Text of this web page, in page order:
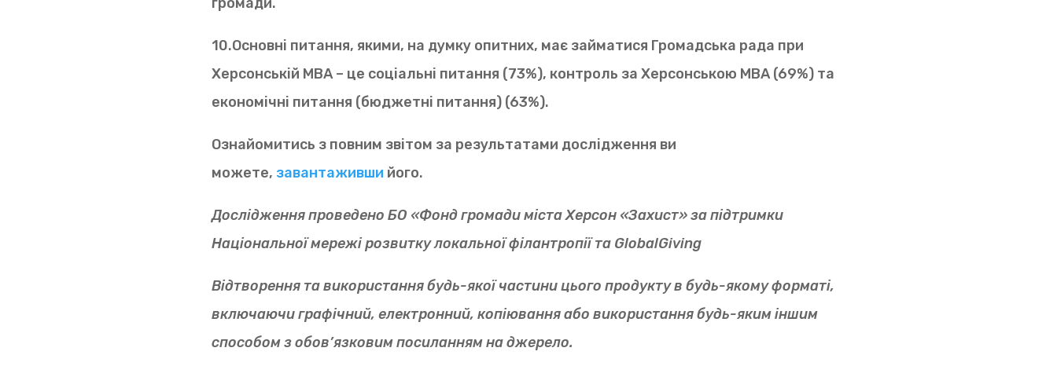
громади.
10.Основні питання, якими, на думку опитних, має займатися Громадська рада при
Херсонській МВА – це соціальні питання (73%), контроль за Херсонською МВА (69%) та
економічні питання (бюджетні питання) (63%).
Ознайомитись з повним звітом за результатами дослідження ви
можете, завантаживши його.
Дослідження проведено БО «Фонд громади міста Херсон «Захист» за підтримки
Національної мережі розвитку локальної філантропії та GlobalGiving
Відтворення та використання будь-якої частини цього продукту в будь-якому форматі,
включаючи графічний, електронний, копіювання або використання будь-яким іншим
способом з обов’язковим посиланням на джерело.